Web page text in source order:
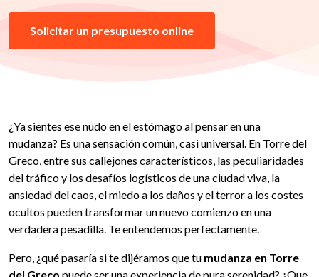
Solicitar un presupuesto online
¿Ya sientes ese nudo en el estómago al pensar en una
mudanza? Es una sensación común, casi universal. En Torre del
Greco, entre sus callejones característicos, las peculiaridades
del tráfico y los desafíos logísticos de una ciudad viva, la
ansiedad del caos, el miedo a los daños y el terror a los costes
ocultos pueden transformar un nuevo comienzo en una
verdadera pesadilla. Te entendemos perfectamente.
Pero, ¿qué pasaría si te dijéramos que tu mudanza en Torre